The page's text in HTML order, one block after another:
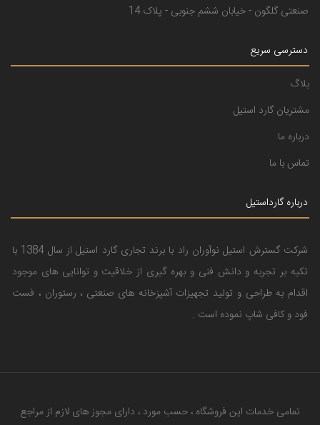
صنعتی گلگون - خیابان ششم جنوبی - پلاک 14
دسترسی سریع
بلاگ
مشتریان گارد استیل
درباره ما
تماس با ما
درباره گارداستیل
شرکت گسترش استیل نوآوران راد با برند تجاری گارد استیل از سال 1384 با
تکیه بر تجربه و دانش فنی و بهره گیری از خلاقیت و توانایی های موجود
اقدام به طراحی و تولید تجهیزات آشپزخانه های صنعتی ، رستوران ، فست
فود و کافی شاپ نموده است .
تمامی خدمات این فروشگاه ، حسب مورد ، دارای مجوز های لازم از مراجع